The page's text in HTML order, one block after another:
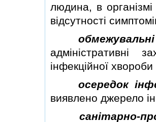
людина, в органiзмi
вiдсутностi
адмiнiстративнi
iнфекцiйної
осередок
виявлено джерело
санiтарно-